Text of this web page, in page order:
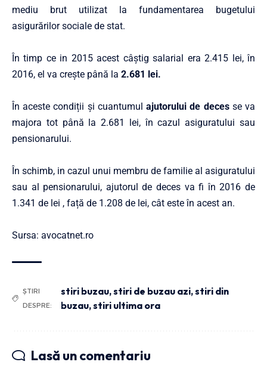
mediu brut utilizat la fundamentarea bugetului
asigurărilor sociale de stat.
În timp ce in 2015 acest câștig salarial era 2.415 lei, în
2016, el va crește până la 2.681 lei.
În aceste condiții și cuantumulajutorului de decesse va
majora tot până la 2.681 lei, în cazul asiguratului sau
pensionarului.
În schimb, in cazul unui membru de familie al asiguratului
sau al pensionarului, ajutorul de deces va fi în 2016 de
1.341 de lei , față de 1.208 de lei, cât este în acest an.
Sursa: avocatnet.ro
ȘTIRI
DESPRE:
stiri buzau,stiri de buzau azi,stiri din
buzau,stiri ultima ora
Lasă un comentariu